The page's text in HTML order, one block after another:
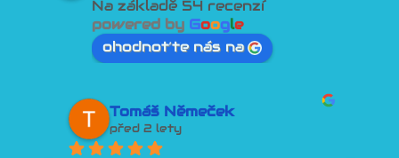
Na základě 54 recenzí
powered by Google
ohodnoťte nás na
Tomáš Němeček
před 2 lety